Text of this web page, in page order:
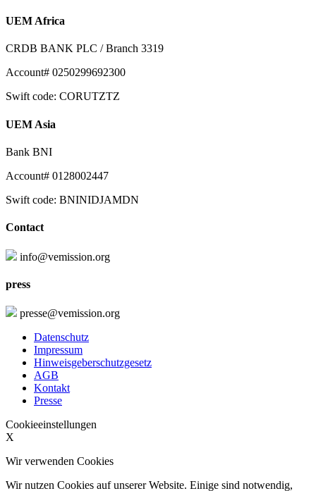
UEM Africa
CRDB BANK PLC / Branch 3319
Account# 0250299692300
Swift code: CORUTZTZ
UEM Asia
Bank BNI
Account# 0128002447
Swift code: BNINIDJAMDN
Contact
info@vemission.org
press
presse@vemission.org
Datenschutz
Impressum
Hinweisgeberschutzgesetz
AGB
Kontakt
Presse
Cookieeinstellungen
X
Wir verwenden Cookies
Wir nutzen Cookies auf unserer Website. Einige sind notwendig,